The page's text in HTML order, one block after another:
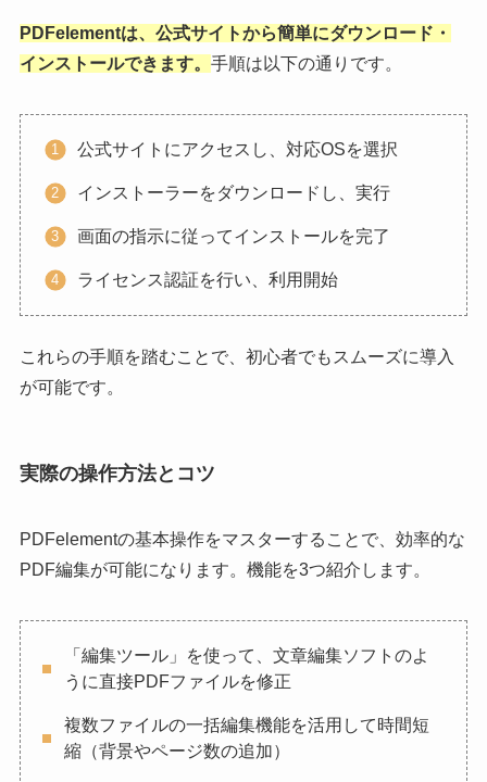
PDFelementは、公式サイトから簡単にダウンロード・
インストールできます。 手順は以下の通りです。
公式サイトにアクセスし、対応OSを選択
インストーラーをダウンロードし、実行
画面の指示に従ってインストールを完了
ライセンス認証を行い、利用開始
これらの手順を踏むことで、初心者でもスムーズに導入
が可能です。
実際の操作方法とコツ
PDFelementの基本操作をマスターすることで、効率的な
PDF編集が可能になります。機能を3つ紹介します。
「編集ツール」を使って、文章編集ソフトのよ
うに直接PDFファイルを修正
複数ファイルの一括編集機能を活用して時間短
縮（背景やページ数の追加）